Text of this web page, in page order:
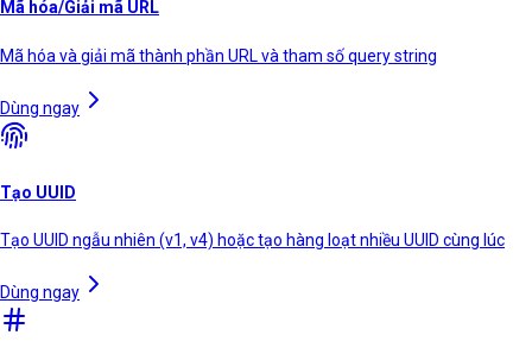
Mã hóa/Giải mã URL
Mã hóa và giải mã thành phần URL và tham số query string
Dùng ngay
Tạo UUID
Tạo UUID ngẫu nhiên (v1, v4) hoặc tạo hàng loạt nhiều UUID cùng lúc
Dùng ngay